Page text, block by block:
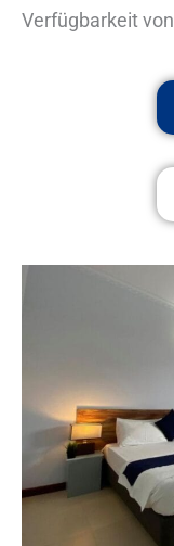
Verfügbarkeit von